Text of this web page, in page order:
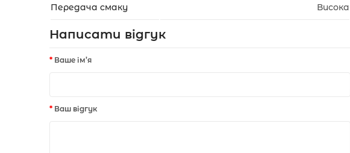
Передача смаку Висока
Написати відгук
Ваше ім’я
Ваш відгук